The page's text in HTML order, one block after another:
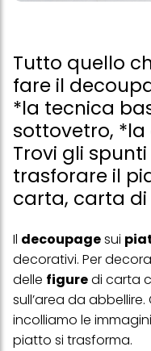
Tutto quello
fare il
*la tecnica
sottovetro,
Trovi gli
trasforare il
carta, carta di
Il decoupagesui
decorativi. Per
delle figuredi carta
sull’area da
incolliamo le
piatto si trasforma.